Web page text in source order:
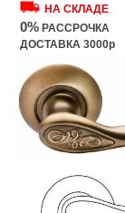
НА СКЛАДЕ
0% РАССРОЧКА
ДОСТАВКА 3000р